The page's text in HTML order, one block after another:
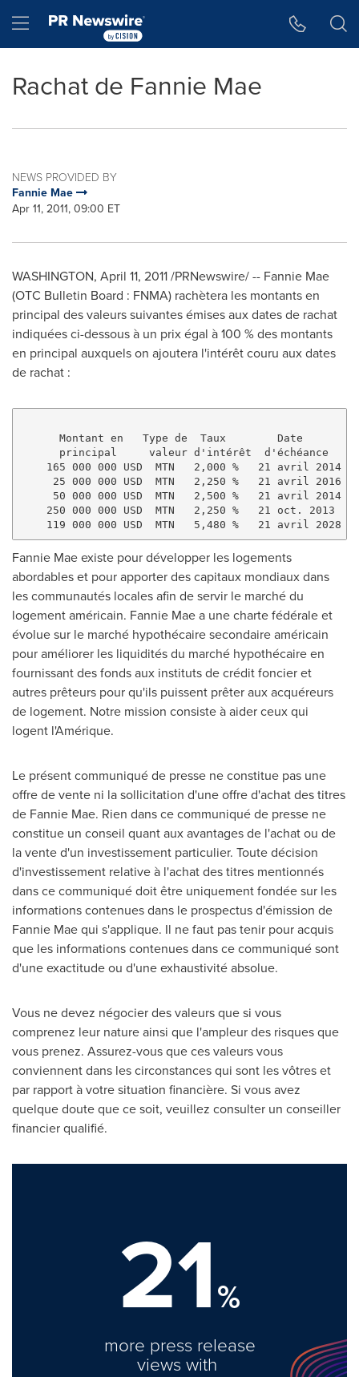
Hamburger menu
Rachat de Fannie Mae
NEWS PROVIDED BY
Fannie Mae
Apr 11, 2011, 09:00 ET
WASHINGTON, April 11, 2011/PRNewswire/ -- Fannie Mae
(OTC Bulletin Board : FNMA) rachètera les montants en
principal des valeurs suivantes émises aux dates de rachat
indiquées ci-dessous à un prix égal à 100 % des montants
en principal auxquels on ajoutera l'intérêt couru aux dates
de rachat :
Montant en   Type de  Taux        Date
principal     valeur d'intérêt  d'échéance
165 000 000 USD  MTN   2,000 %   21 avril 2014
25 000 000 USD  MTN   2,250 %   21 avril 2016
50 000 000 USD  MTN   2,500 %   21 avril 2014
250 000 000 USD  MTN   2,250 %   21 oct. 2013
Fannie Mae existe pour développer les logements
abordables et pour apporter des capitaux mondiaux dans
les communautés locales afin de servir le marché du
logement américain. Fannie Mae a une charte fédérale et
évolue sur le marché hypothécaire secondaire américain
pour améliorer les liquidités du marché hypothécaire en
fournissant des fonds aux instituts de crédit foncier et
autres prêteurs pour qu'ils puissent prêter aux acquéreurs
de logement. Notre mission consiste à aider ceux qui
logent l'Amérique.
Le présent communiqué de presse ne constitue pas une
offre de vente ni la sollicitation d'une offre d'achat des titres
de Fannie Mae. Rien dans ce communiqué de presse ne
constitue un conseil quant aux avantages de l'achat ou de
la vente d'un investissement particulier. Toute décision
d'investissement relative à l'achat des titres mentionnés
dans ce communiqué doit être uniquement fondée sur les
informations contenues dans le prospectus d'émission de
Fannie Mae qui s'applique. Il ne faut pas tenir pour acquis
que les informations contenues dans ce communiqué sont
d'une exactitude ou d'une exhaustivité absolue.
Vous ne devez négocier des valeurs que si vous
comprenez leur nature ainsi que l'ampleur des risques que
vous prenez. Assurez-vous que ces valeurs vous
conviennent dans les circonstances qui sont les vôtres et
par rapport à votre situation financière. Si vous avez
quelque doute que ce soit, veuillez consulter un conseiller
financier qualifié.
21%
more press release
views with